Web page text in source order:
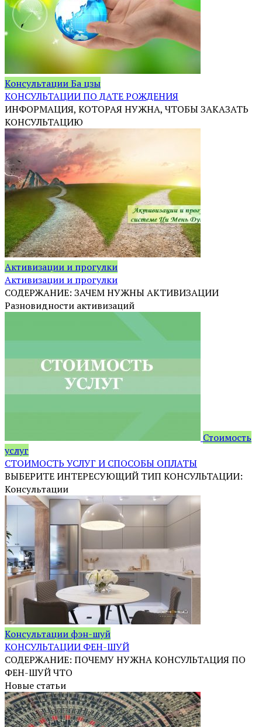
Консультации Ба цзы
КОНСУЛЬТАЦИИ ПО ДАТЕ РОЖДЕНИЯ
ИНФОРМАЦИЯ, КОТОРАЯ НУЖНА, ЧТОБЫ ЗАКАЗАТЬ
КОНСУЛЬТАЦИЮ
Активизации и прогулки
Активизации и прогулки
СОДЕРЖАНИЕ: ЗАЧЕМ НУЖНЫ АКТИВИЗАЦИИ
Разновидности активизаций
Стоимость
услуг
СТОИМОСТЬ УСЛУГ И СПОСОБЫ ОПЛАТЫ
ВЫБЕРИТЕ ИНТЕРЕСУЮЩИЙ ТИП КОНСУЛЬТАЦИИ:
Консультации
Консультации фэн-шуй
КОНСУЛЬТАЦИИ ФЕН-ШУЙ
СОДЕРЖАНИЕ: ПОЧЕМУ НУЖНА КОНСУЛЬТАЦИЯ ПО
ФЕН-ШУЙ ЧТО
Новые статьи